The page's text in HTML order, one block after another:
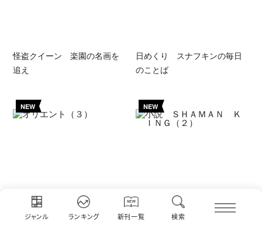
ジャンル ランキング 新刊一覧 検索
怪盗クイーン 楽園の名画を
追え
日めくり スナフキンの毎日
のことば
NEW NEW